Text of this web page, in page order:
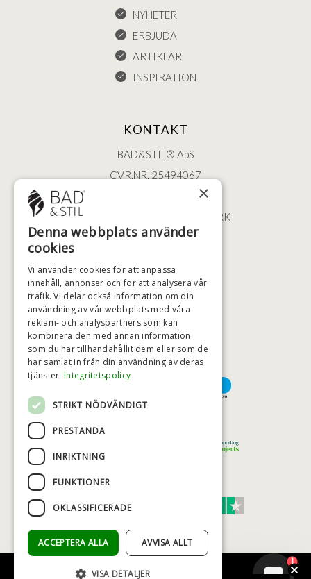
NYHETER
ERBJUDA
ARTIKLAR
INSPIRATION
KONTAKT
BAD&STIL® ApS
CVR.NR. 25494067
ØSTERBROGADE 202
2100 KØBENHAVN • DANMARK
+46 (0)79 008 12 60
HÖGSTA KREDITVÄRDIGHET
BETALNINGSALTERNATIV
×
Denna webbplats använder
cookies
Vi använder cookies för att anpassa
innehåll, annonser och för att analysera vår
trafik. Vi delar också information om din
användning av vår webbplats med våra
reklam- och analyspartners som kan
kombinera den med annan information
som du har tillhandahållit dem eller som de
har samlat in från din användning av deras
tjänster. Integritetspolicy
STRIKT NÖDVÄNDIGT
PRESTANDA
INRIKTNING
FUNKTIONER
OKLASSIFICERADE
ACCEPTERA ALLA AVVISA ALLT
VISA DETALJER
1